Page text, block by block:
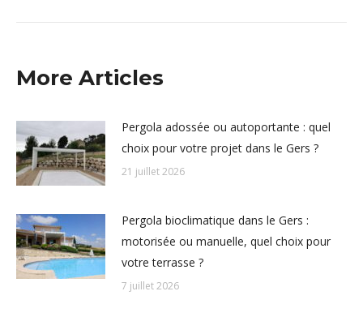
More Articles
Pergola adossée ou autoportante : quel
choix pour votre projet dans le Gers ?
21 juillet 2026
Pergola bioclimatique dans le Gers :
motorisée ou manuelle, quel choix pour
votre terrasse ?
7 juillet 2026